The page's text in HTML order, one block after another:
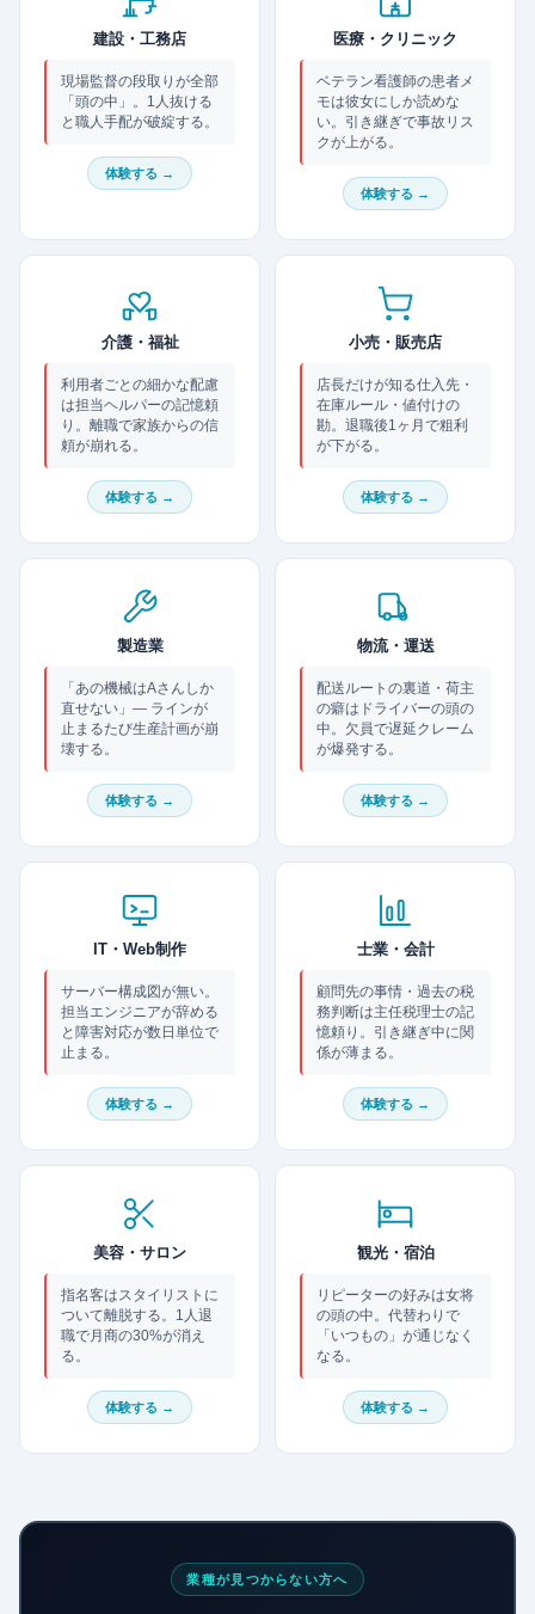
建設・工務店
現場監督の段取りが全部
「頭の中」。1人抜ける
と職人手配が破綻する。
体験する →
医療・クリニック
ベテラン看護師の患者メ
モは彼女にしか読めな
い。引き継ぎで事故リス
クが上がる。
体験する →
介護・福祉
利用者ごとの細かな配慮
は担当ヘルパーの記憶頼
り。離職で家族からの信
頼が崩れる。
体験する →
小売・販売店
店長だけが知る仕入先・
在庫ルール・値付けの
勘。退職後1ヶ月で粗利
が下がる。
体験する →
製造業
「あの機械はAさんしか
直せない」— ラインが
止まるたび生産計画が崩
壊する。
体験する →
物流・運送
配送ルートの裏道・荷主
の癖はドライバーの頭の
中。欠員で遅延クレーム
が爆発する。
体験する →
IT・Web制作
サーバー構成図が無い。
担当エンジニアが辞める
と障害対応が数日単位で
止まる。
体験する →
士業・会計
顧問先の事情・過去の税
務判断は主任税理士の記
憶頼り。引き継ぎ中に関
係が薄まる。
体験する →
美容・サロン
指名客はスタイリストに
ついて離脱する。1人退
職で月商の30%が消え
る。
体験する →
観光・宿泊
リピーターの好みは女将
の頭の中。代替わりで
「いつもの」が通じなく
なる。
体験する →
業種が見つからない方へ